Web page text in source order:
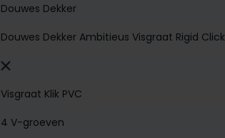
Douwes Dekker
Douwes Dekker Ambitieus Visgraat Rigid Click
Visgraat Klik PVC
4 V-groeven